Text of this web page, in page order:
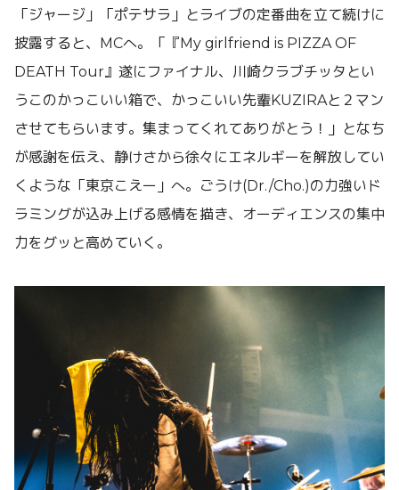
「ジャージ」「ポテサラ」とライブの定番曲を立て続けに
披露すると、MCへ。「『My girlfriend is PIZZA OF
DEATH Tour』遂にファイナル、川崎クラブチッタとい
うこのかっこいい箱で、かっこいい先輩KUZIRAと２マン
させてもらいます。集まってくれてありがとう！」となち
が感謝を伝え、静けさから徐々にエネルギーを解放してい
くような「東京こえー」へ。ごうけ(Dr./Cho.)の力強いド
ラミングが込み上げる感情を描き、オーディエンスの集中
力をグッと高めていく。